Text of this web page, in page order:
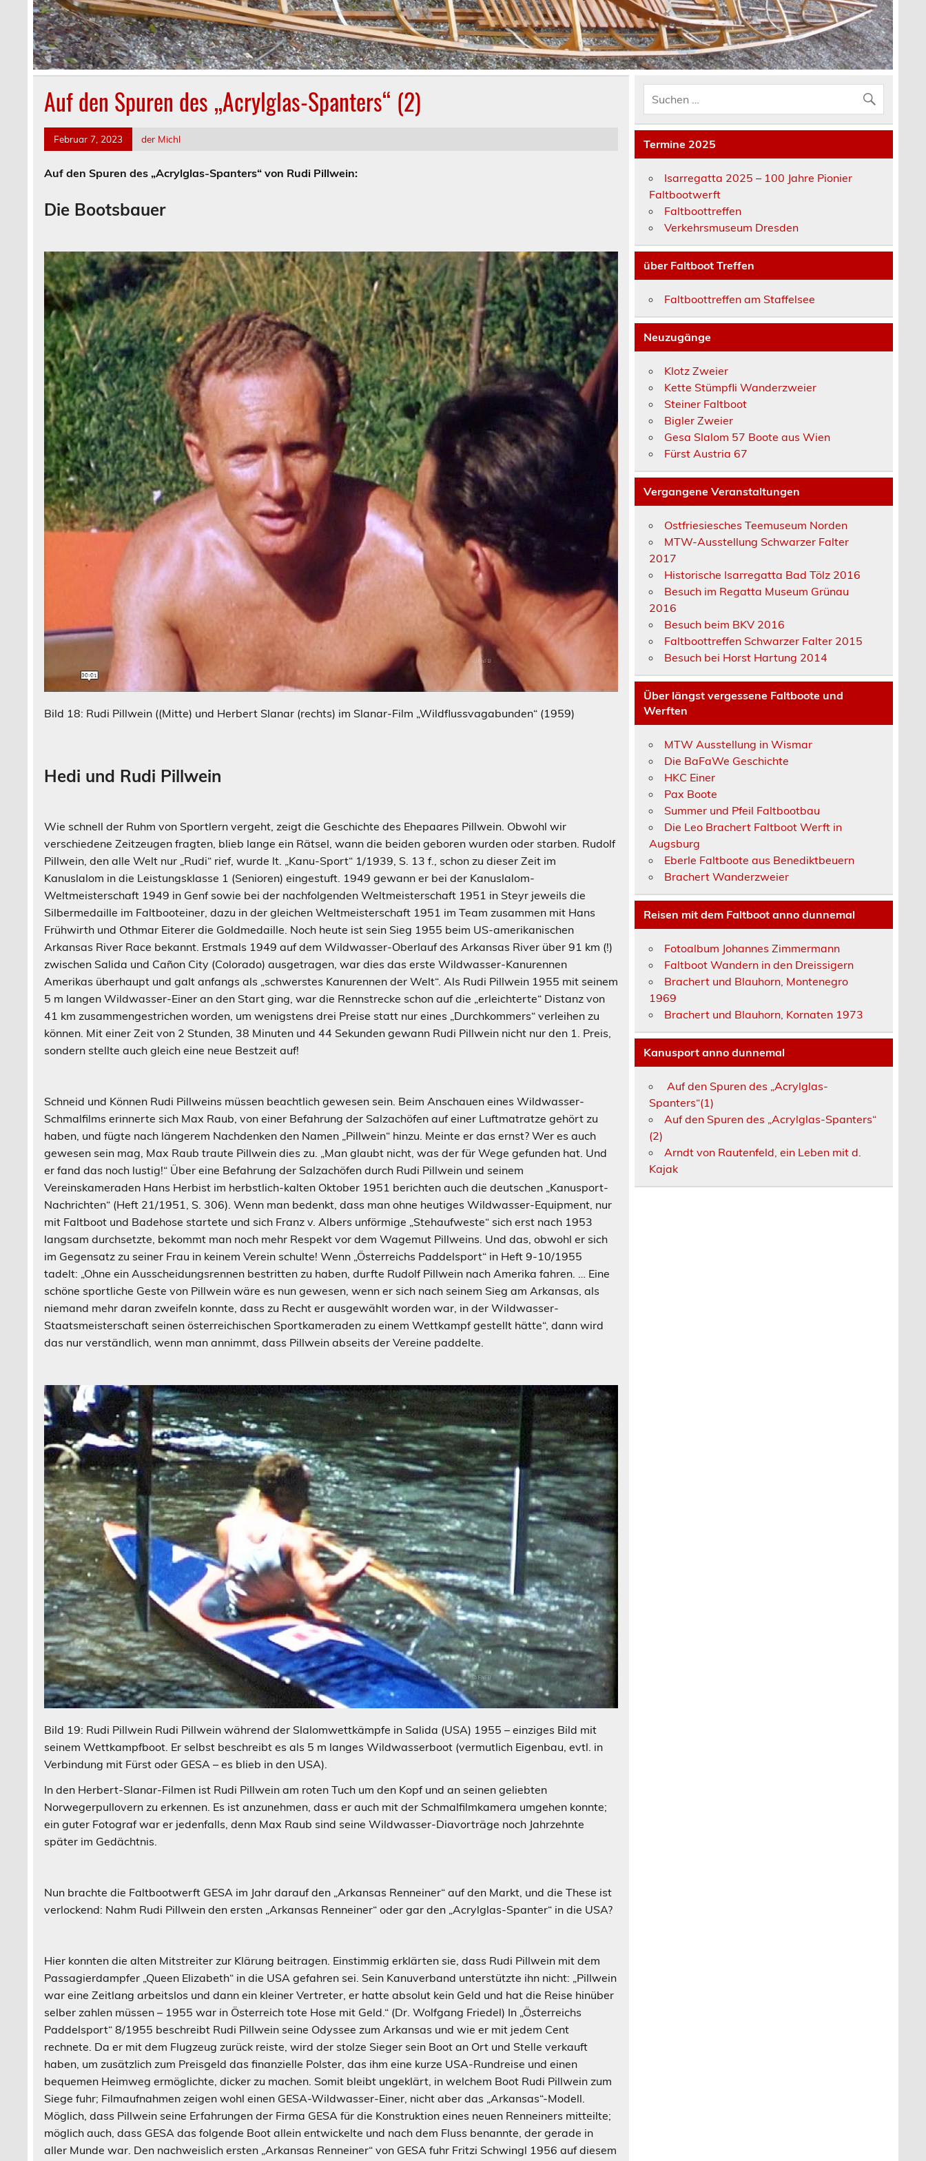
Auf den Spuren des „Acrylglas-Spanters“ (2)
Februar 7, 2023 der Michl
Auf den Spuren des „Acrylglas-Spanters“ von Rudi Pillwein:
Die Bootsbauer
Bild 18: Rudi Pillwein ((Mitte) und Herbert Slanar (rechts) im Slanar-Film „Wildflussvagabunden“ (1959)
Hedi und Rudi Pillwein
Wie schnell der Ruhm von Sportlern vergeht, zeigt die Geschichte des Ehepaares Pillwein. Obwohl wir
verschiedene Zeitzeugen fragten, blieb lange ein Rätsel, wann die beiden geboren wurden oder starben. Rudolf
Pillwein, den alle Welt nur „Rudi“ rief, wurde lt. „Kanu-Sport“ 1/1939, S. 13 f., schon zu dieser Zeit im
Kanuslalom in die Leistungsklasse 1 (Senioren) eingestuft. 1949 gewann er bei der Kanuslalom-
Weltmeisterschaft 1949 in Genf sowie bei der nachfolgenden Weltmeisterschaft 1951 in Steyr jeweils die
Silbermedaille im Faltbooteiner, dazu in der gleichen Weltmeisterschaft 1951 im Team zusammen mit Hans
Frühwirth und Othmar Eiterer die Goldmedaille. Noch heute ist sein Sieg 1955 beim US-amerikanischen
Arkansas River Race bekannt. Erstmals 1949 auf dem Wildwasser-Oberlauf des Arkansas River über 91 km (!)
zwischen Salida und Cañon City (Colorado) ausgetragen, war dies das erste Wildwasser-Kanurennen
Amerikas überhaupt und galt anfangs als „schwerstes Kanurennen der Welt“. Als Rudi Pillwein 1955 mit seinem
5 m langen Wildwasser-Einer an den Start ging, war die Rennstrecke schon auf die „erleichterte“ Distanz von
41 km zusammengestrichen worden, um wenigstens drei Preise statt nur eines „Durchkommers“ verleihen zu
können. Mit einer Zeit von 2 Stunden, 38 Minuten und 44 Sekunden gewann Rudi Pillwein nicht nur den 1. Preis,
sondern stellte auch gleich eine neue Bestzeit auf!
Schneid und Können Rudi Pillweins müssen beachtlich gewesen sein. Beim Anschauen eines Wildwasser-
Schmalfilms erinnerte sich Max Raub, von einer Befahrung der Salzachöfen auf einer Luftmatratze gehört zu
haben, und fügte nach längerem Nachdenken den Namen „Pillwein“ hinzu. Meinte er das ernst? Wer es auch
gewesen sein mag, Max Raub traute Pillwein dies zu. „Man glaubt nicht, was der für Wege gefunden hat. Und
er fand das noch lustig!“ Über eine Befahrung der Salzachöfen durch Rudi Pillwein und seinem
Vereinskameraden Hans Herbist im herbstlich-kalten Oktober 1951 berichten auch die deutschen „Kanusport-
Nachrichten“ (Heft 21/1951, S. 306). Wenn man bedenkt, dass man ohne heutiges Wildwasser-Equipment, nur
mit Faltboot und Badehose startete und sich Franz v. Albers unförmige „Stehaufweste“ sich erst nach 1953
langsam durchsetzte, bekommt man noch mehr Respekt vor dem Wagemut Pillweins. Und das, obwohl er sich
im Gegensatz zu seiner Frau in keinem Verein schulte! Wenn „Österreichs Paddelsport“ in Heft 9-10/1955
tadelt: „Ohne ein Ausscheidungsrennen bestritten zu haben, durfte Rudolf Pillwein nach Amerika fahren. … Eine
schöne sportliche Geste von Pillwein wäre es nun gewesen, wenn er sich nach seinem Sieg am Arkansas, als
niemand mehr daran zweifeln konnte, dass zu Recht er ausgewählt worden war, in der Wildwasser-
Staatsmeisterschaft seinen österreichischen Sportkameraden zu einem Wettkampf gestellt hätte“, dann wird
das nur verständlich, wenn man annimmt, dass Pillwein abseits der Vereine paddelte.
Bild 19: Rudi Pillwein Rudi Pillwein während der Slalomwettkämpfe in Salida (USA) 1955 – einziges Bild mit
seinem Wettkampfboot. Er selbst beschreibt es als 5 m langes Wildwasserboot (vermutlich Eigenbau, evtl. in
Verbindung mit Fürst oder GESA – es blieb in den USA).
In den Herbert-Slanar-Filmen ist Rudi Pillwein am roten Tuch um den Kopf und an seinen geliebten
Norwegerpullovern zu erkennen. Es ist anzunehmen, dass er auch mit der Schmalfilmkamera umgehen konnte;
ein guter Fotograf war er jedenfalls, denn Max Raub sind seine Wildwasser-Diavorträge noch Jahrzehnte
später im Gedächtnis.
Nun brachte die Faltbootwerft GESA im Jahr darauf den „Arkansas Renneiner“ auf den Markt, und die These ist
verlockend: Nahm Rudi Pillwein den ersten „Arkansas Renneiner“ oder gar den „Acrylglas-Spanter“ in die USA?
Hier konnten die alten Mitstreiter zur Klärung beitragen. Einstimmig erklärten sie, dass Rudi Pillwein mit dem
Passagierdampfer „Queen Elizabeth“ in die USA gefahren sei. Sein Kanuverband unterstützte ihn nicht: „Pillwein
war eine Zeitlang arbeitslos und dann ein kleiner Vertreter, er hatte absolut kein Geld und hat die Reise hinüber
selber zahlen müssen – 1955 war in Österreich tote Hose mit Geld.“ (Dr. Wolfgang Friedel) In „Österreichs
Paddelsport“ 8/1955 beschreibt Rudi Pillwein seine Odyssee zum Arkansas und wie er mit jedem Cent
rechnete. Da er mit dem Flugzeug zurück reiste, wird der stolze Sieger sein Boot an Ort und Stelle verkauft
haben, um zusätzlich zum Preisgeld das finanzielle Polster, das ihm eine kurze USA-Rundreise und einen
bequemen Heimweg ermöglichte, dicker zu machen. Somit bleibt ungeklärt, in welchem Boot Rudi Pillwein zum
Siege fuhr; Filmaufnahmen zeigen wohl einen GESA-Wildwasser-Einer, nicht aber das „Arkansas“-Modell.
Möglich, dass Pillwein seine Erfahrungen der Firma GESA für die Konstruktion eines neuen Renneiners mitteilte;
möglich auch, dass GESA das folgende Boot allein entwickelte und nach dem Fluss benannte, der gerade in
aller Munde war. Den nachweislich ersten „Arkansas Renneiner“ von GESA fuhr Fritzi Schwingl 1956 auf diesem
Termine 2025
Isarregatta 2025 – 100 Jahre Pionier
Faltbootwerft
Faltboottreffen
Verkehrsmuseum Dresden
über Faltboot Treffen
Faltboottreffen am Staffelsee
Neuzugänge
Klotz Zweier
Kette Stümpfli Wanderzweier
Steiner Faltboot
Bigler Zweier
Gesa Slalom 57 Boote aus Wien
Fürst Austria 67
Vergangene Veranstaltungen
Ostfriesiesches Teemuseum Norden
MTW-Ausstellung Schwarzer Falter
2017
Historische Isarregatta Bad Tölz 2016
Besuch im Regatta Museum Grünau
2016
Besuch beim BKV 2016
Faltboottreffen Schwarzer Falter 2015
Besuch bei Horst Hartung 2014
Über längst vergessene Faltboote und
Werften
MTW Ausstellung in Wismar
Die BaFaWe Geschichte
HKC Einer
Pax Boote
Summer und Pfeil Faltbootbau
Die Leo Brachert Faltboot Werft in
Augsburg
Eberle Faltboote aus Benediktbeuern
Brachert Wanderzweier
Reisen mit dem Faltboot anno dunnemal
Fotoalbum Johannes Zimmermann
Faltboot Wandern in den Dreissigern
Brachert und Blauhorn, Montenegro
1969
Brachert und Blauhorn, Kornaten 1973
Kanusport anno dunnemal
Auf den Spuren des „Acrylglas-
Spanters“(1)
Auf den Spuren des „Acrylglas-Spanters“
(2)
Arndt von Rautenfeld, ein Leben mit d.
Kajak